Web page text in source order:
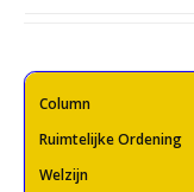
Column
Ruimtelijke Ordening
Welzijn